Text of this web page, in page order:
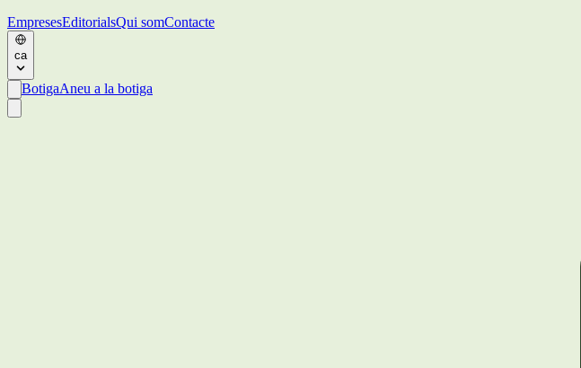
EmpresesEditorialsQui somContacte
ca
BotigaAneu a la botiga